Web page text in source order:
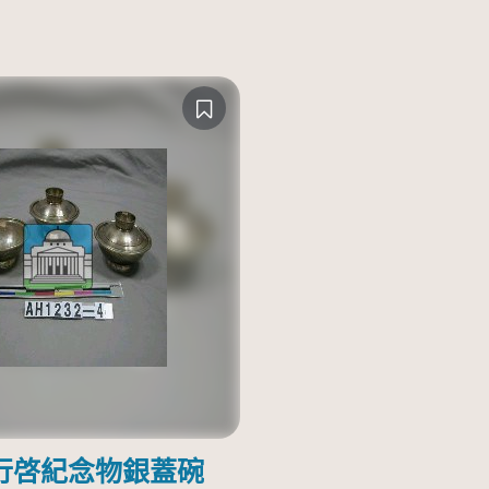
啓紀念物銀蓋碗